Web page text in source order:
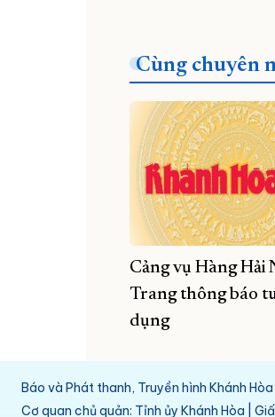
Cùng chuyên
Cảng vụ Hàng Hải
Trang thông báo
dụng
Báo và Phát thanh, Truyền hình Khánh
Cơ quan chủ quản: Tỉnh ủy Khánh Hòa |